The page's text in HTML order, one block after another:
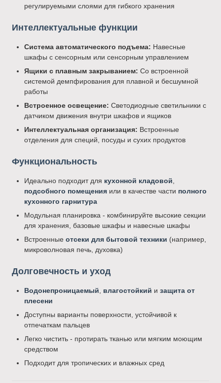
регулируемыми слоями для гибкого хранения
Интеллектуальные функции
Система автоматического подъема: Навесные
шкафы с сенсорным или сенсорным управлением
Ящики с плавным закрыванием: Со встроенной
системой демпфирования для плавной и бесшумной
работы
Встроенное освещение: Светодиодные светильники с
датчиком движения внутри шкафов и ящиков
Интеллектуальная организация: Встроенные
отделения для специй, посуды и сухих продуктов
Функциональность
Идеально подходит для кухонной кладовой
подсобного помещения или в качестве части полного
кухонного гарнитура
Модульная планировка - комбинируйте высокие секции
для хранения, базовые шкафы и навесные шкафы
Встроенные отсеки для бытовой техники (например,
микроволновая печь, духовка)
Долговечность и уход
Водонепроницаемый влагостойкий и защита от
плесени
Доступны варианты поверхности, устойчивой к
отпечаткам пальцев
Легко чистить - протирать тканью или мягким моющим
средством
Подходит для тропических и влажных сред